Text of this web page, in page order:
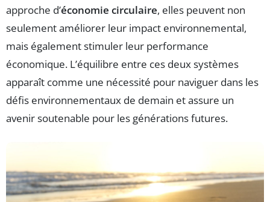
approche d’économie circulaire, elles peuvent non
seulement améliorer leur impact environnemental,
mais également stimuler leur performance
économique. L’équilibre entre ces deux systèmes
apparaît comme une nécessité pour naviguer dans les
défis environnementaux de demain et assure un
avenir soutenable pour les générations futures.